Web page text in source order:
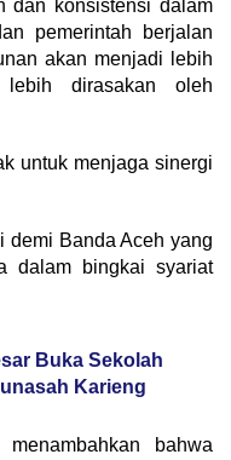
dan konsistensi dalam
pemerintah berjalan
akan menjadi lebih
dirasakan oleh
untuk menjaga sinergi
demi Banda Aceh yang
dalam bingkai syariat
Buka Sekolah
Karieng
bahwa